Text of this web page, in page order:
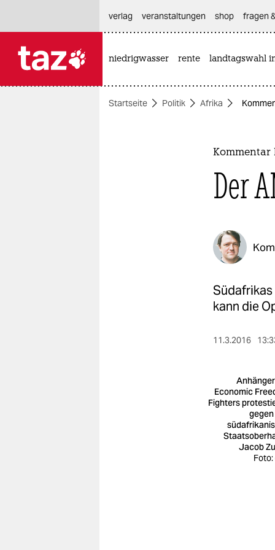
themen
verlag
veranstaltungen shop fragen
niedrigwasser rente landtagswahl
Startseite Politik Afrika
Kommentar
Der
kann die
11.3.2016
Economic
Fighters
Jacob